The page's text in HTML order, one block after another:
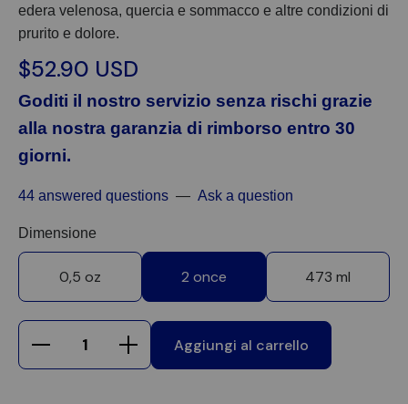
edera velenosa, quercia e sommacco e altre condizioni di
prurito e dolore.
$52.90 USD
Goditi il nostro servizio senza rischi grazie
alla nostra garanzia di rimborso entro 30
giorni.
44 answered questions — Ask a question
Dimensione
0,5 oz 2 once 473 ml
Aggiungi al carrello